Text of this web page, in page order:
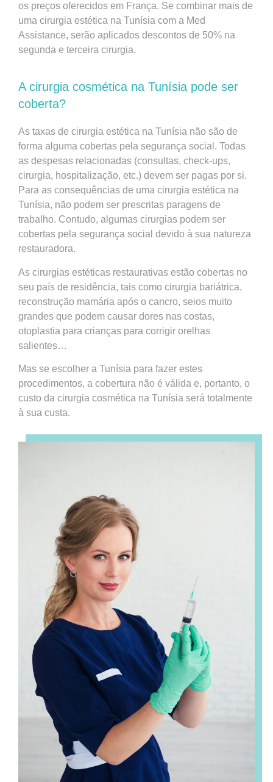
os preços oferecidos em França. Se combinar mais de
uma cirurgia estética na Tunísia com a Med
Assistance, serão aplicados descontos de 50% na
segunda e terceira cirurgia.
A cirurgia cosmética na Tunísia pode ser
coberta?
As taxas de cirurgia estética na Tunísia não são de
forma alguma cobertas pela segurança social. Todas
as despesas relacionadas (consultas, check-ups,
cirurgia, hospitalização, etc.) devem ser pagas por si.
Para as consequências de uma cirurgia estética na
Tunísia, não podem ser prescritas paragens de
trabalho. Contudo, algumas cirurgias podem ser
cobertas pela segurança social devido à sua natureza
restauradora.
As cirurgias estéticas restaurativas estão cobertas no
seu país de residência, tais como cirurgia bariátrica,
reconstrução mamária após o cancro, seios muito
grandes que podem causar dores nas costas,
otoplastia para crianças para corrigir orelhas
salientes…
Mas se escolher a Tunísia para fazer estes
procedimentos, a cobertura não é válida e, portanto, o
custo da cirurgia cosmética na Tunísia será totalmente
à sua custa.